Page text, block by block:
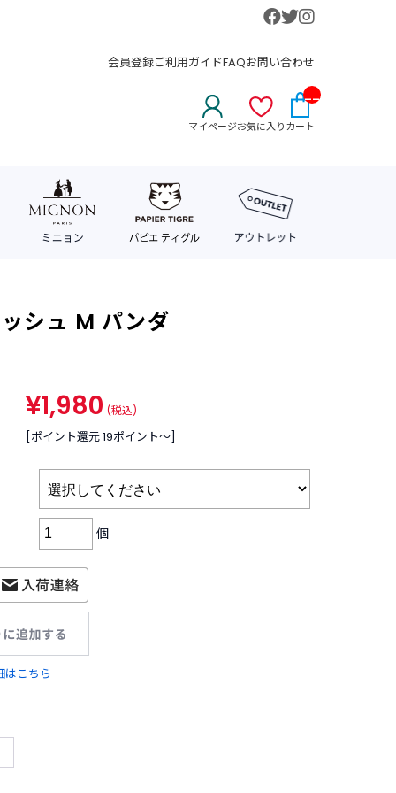
会員登録ご利用ガイドFAQお問い合わせ
マイページお気に入りカート
__
M_
T_
シュ M パンダ
¥1,980 (税込)
[ポイント還元 19ポイント〜]
個
はこちら